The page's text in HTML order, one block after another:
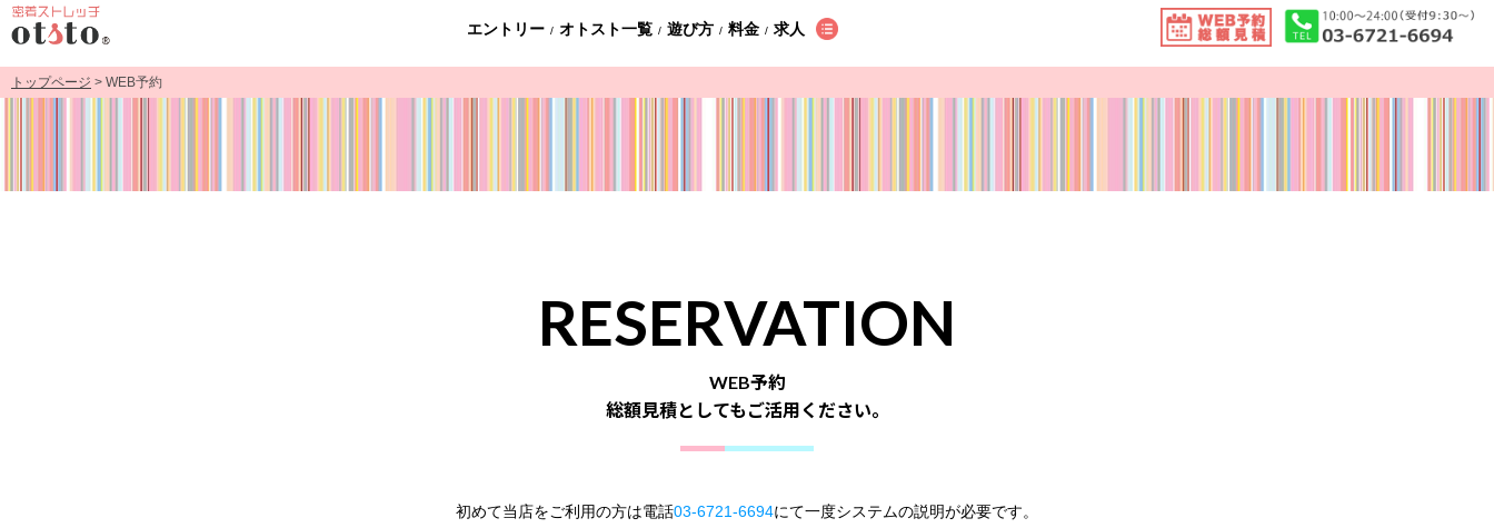
エントリー / オトスト一覧 / 遊び方 / 料金 / 求人
トップページ > WEB予約
RESERVATION
WEB予約
総額見積としてもご活用ください。
初めて当店をご利用の方は電話03-6721-6694にて一度システムの説明が必要です。